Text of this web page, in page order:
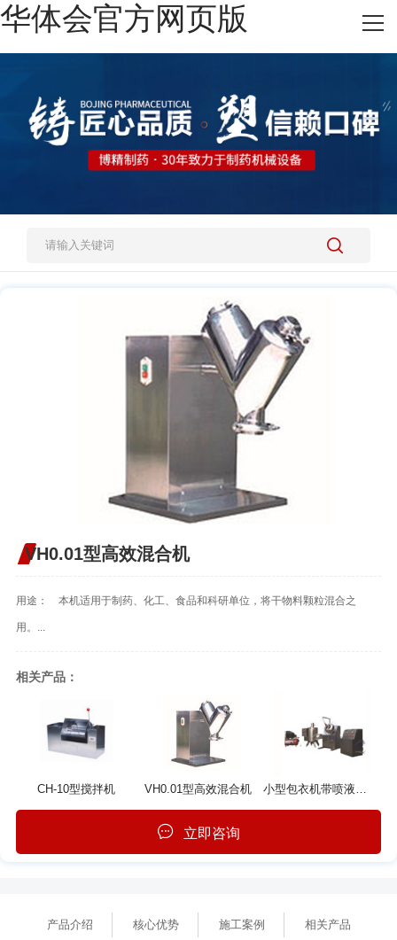
华体会官方网页版
网站华体会官方网页版
施工案例
人才招聘
VH0.01型高效混合机
用途： 本机适用于制药、化工、食品和科研单位，将干物料颗粒混合之
用。...
相关产品：
CH-10型搅拌机 VH0.01型高效混合机
立即咨询
产品介绍 核心优势 施工案例 相关产品